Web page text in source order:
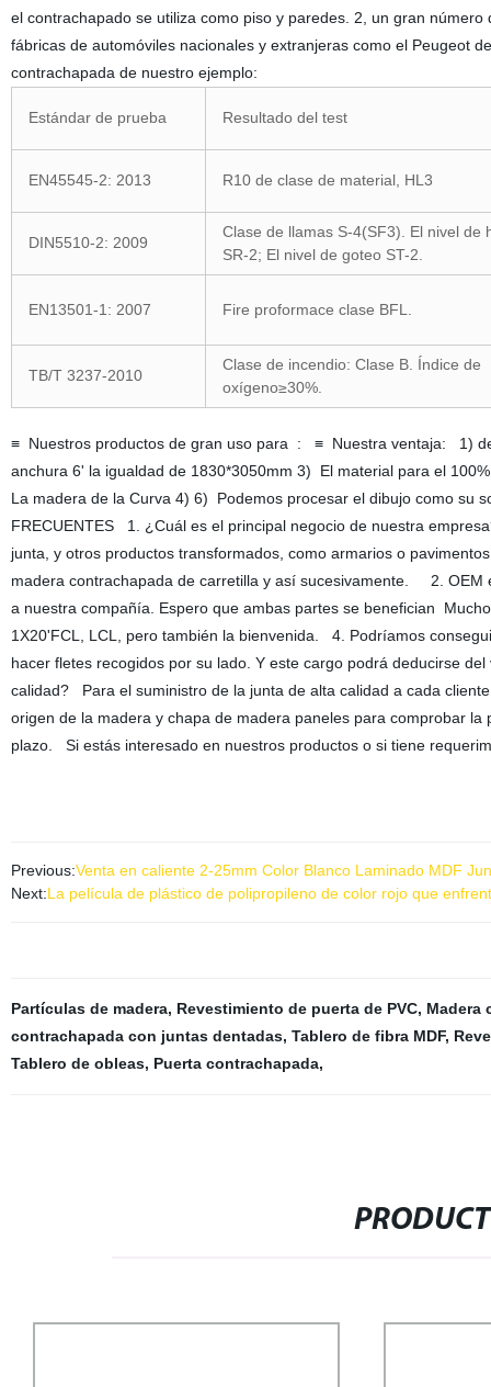
el contrachapado se utiliza como piso y paredes. 2, un gran
fábricas de automóviles nacionales y extranjeras como el Peugeot
contrachapada de nuestro ejemplo:
Estándar de prueba Resultado del test
EN45545-2: 2013 R10 de clase de material, HL3
DIN5510-2: 2009
Clase de llamas S-4(SF3). El nivel de
SR-2; El nivel de goteo ST-2.
EN13501-1: 2007 Fire proformace clase BFL.
TB/T 3237-2010
Clase de incendio: Clase B. Índice de
oxígeno≥30%.
≡ Nuestros productos de gran uso para : ≡ Nuestra ventaja: 1)
anchura 6' la igualdad de 1830*3050mm 3) El material para el
La madera de la Curva 4) 6) Podemos procesar el dibujo como
FRECUENTES 1. ¿Cuál es el principal negocio de nuestra
junta, y otros productos transformados, como armarios o
madera contrachapada de carretilla y así sucesivamente. 2.
a nuestra compañía. Espero que ambas partes se benefician
1X20'FCL, LCL, pero también la bienvenida. 4. Podríamos
hacer fletes recogidos por su lado. Y este cargo podrá deducirse
calidad? Para el suministro de la junta de alta calidad a cada
origen de la madera y chapa de madera paneles para comprobar
plazo. Si estás interesado en nuestros productos o si tiene
Previous:Venta en caliente 2-25mm Color Blanco Laminado MDF
Next:La película de plástico de polipropileno de color rojo que
Partículas de madera, Revestimiento de puerta de PVC, Madera
contrachapada con juntas dentadas, Tablero de fibra MDF,
Tablero de obleas, Puerta contrachapada,